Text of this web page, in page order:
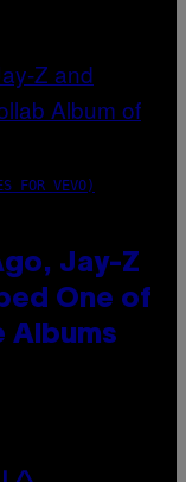
FOR VEVO)
Jay-Z
One of
Albums